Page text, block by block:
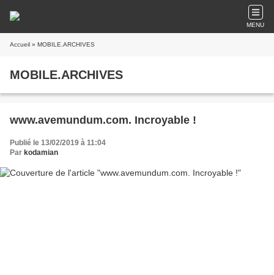
MENU
Accueil » MOBILE.ARCHIVES
MOBILE.ARCHIVES
www.avemundum.com. Incroyable !
Publié le 13/02/2019 à 11:04
Par kodamian